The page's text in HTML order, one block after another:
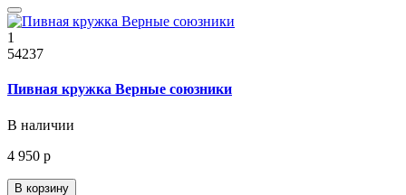
1
54237
Пивная кружка Верные союзники
В наличии
4 950 р
В корзину